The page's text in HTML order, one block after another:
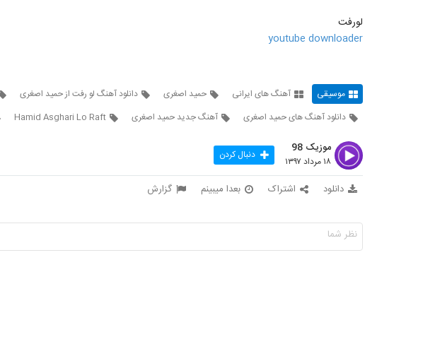
لورفت
youtube downloader
موسیقی آهنگ های ایرانی حمید اصغری دانلود آهنگ لو رفت از حمید اصغری
دانلود آهنگ های حمید اصغری
آهنگ جدید حمید اصغری Hamid Asghari Lo Raft
موزیک 98
۱۸ مرداد ۱۳۹۷ دنبال کردن
دانلود اشتراک بعدا میبینم گزارش